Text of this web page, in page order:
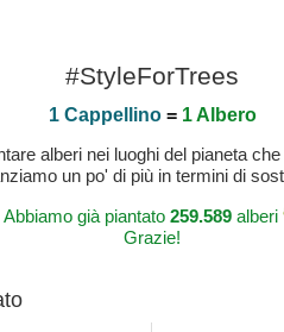
#StyleForTrees
1 Cappellino= 1 Albero
alberi nei luoghi del pianeta
un po' di più in termini di
Abbiamo già piantato 259.589 alberi
Grazie!